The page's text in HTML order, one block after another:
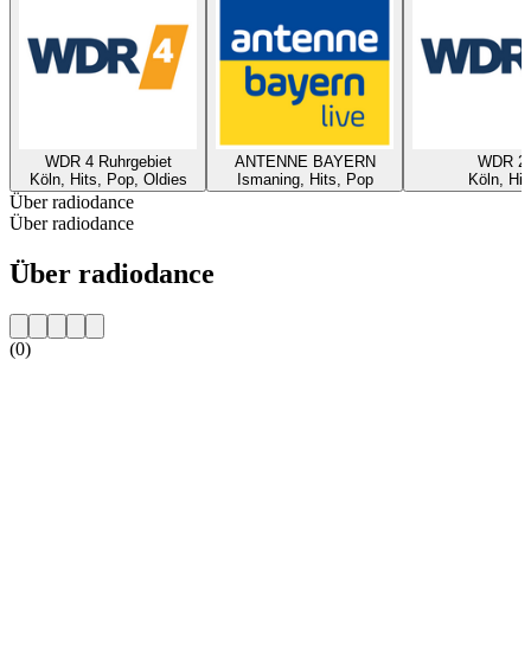
WDR 4 Ruhrgebiet
Köln, Hits, Pop, Oldies
ANTENNE BAYERN
Ismaning, Hits, Pop
WDR 2
Köln,
Über radiodance
Über radiodance
Über radiodance
(0)